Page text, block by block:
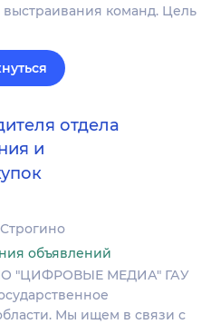
выстраивания команд. Цель
отдела
и
Строгино
объявлений
"ЦИФРОВЫЕ МЕДИА" ГАУ
Мы ищем в связи с